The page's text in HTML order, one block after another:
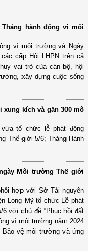
hành động vì môi
vì môi trường và Ngày
cấp Hội LHPN trên cả
vai trò của cán bộ, hội
xây dựng cuộc sống
xung kích và gần 300 mô
vừa tổ chức lễ phát động
Thế giới 5/6; Tháng Hành
Môi trường Thế giới
hợp với Sở Tài nguyên
Long Mỹ tổ chức Lễ phát
với chủ đề “Phục hồi đất
vì môi trường năm 2024
Bảo vệ môi trường và ứng